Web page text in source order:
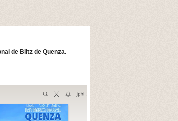
de Blitz de Quenza.